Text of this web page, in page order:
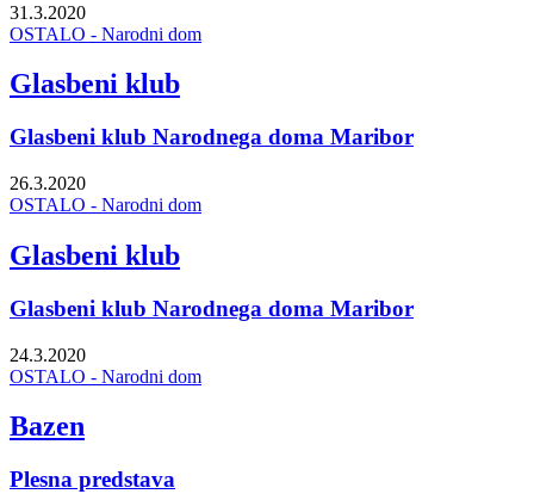
31.3.2020
OSTALO - Narodni dom
Glasbeni klub
Glasbeni klub Narodnega doma Maribor
26.3.2020
OSTALO - Narodni dom
Glasbeni klub
Glasbeni klub Narodnega doma Maribor
24.3.2020
OSTALO - Narodni dom
Bazen
Plesna predstava